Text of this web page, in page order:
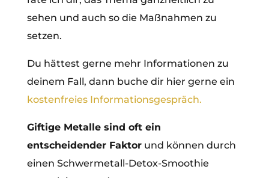
sehen und auch so die Maßnahmen zu
setzen.
Du hättest gerne mehr Informationen zu
deinem Fall, dann buche dir hier gerne ein
kostenfreies Informationsgespräch.
Giftige Metalle sind oft ein
entscheidender Faktorund können durch
einen Schwermetall-Detox-Smoothie